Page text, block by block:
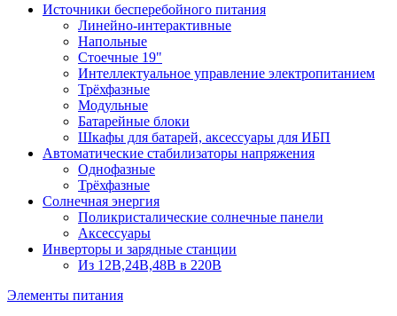
Источники бесперебойного питания
Линейно-интерактивные
Напольные
Стоечные 19"
Интеллектуальное управление электропитанием
Трёхфазные
Модульные
Батарейные блоки
Шкафы для батарей, аксессуары для ИБП
Автоматические стабилизаторы напряжения
Однофазные
Трёхфазные
Солнечная энергия
Поликристалические солнечные панели
Аксессуары
Инверторы и зарядные станции
Из 12В,24В,48В в 220В
Элементы питания